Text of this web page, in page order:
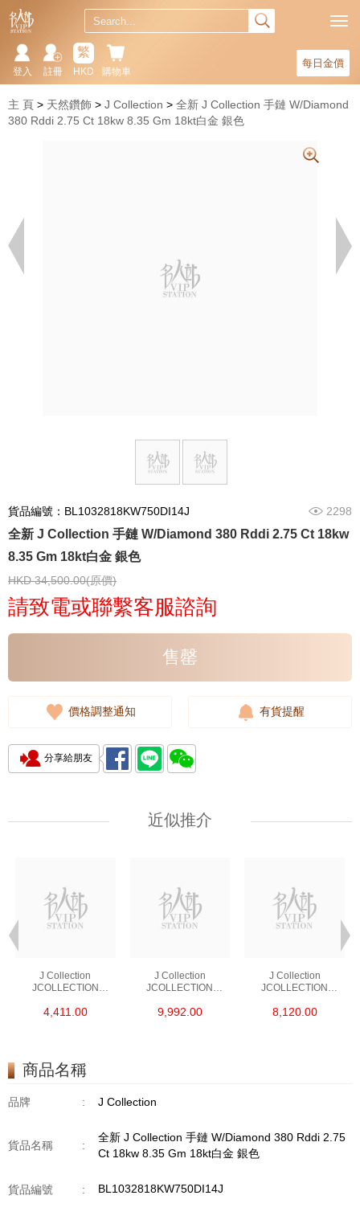
每日金價
購物車
繁
HKD
註冊
登入
主 頁 天然鑽飾 J Collection
全新 J Collection 手鏈 W/Diamond
380 Rddi 2.75 Ct 18kw 8.35 Gm 18kt白金 銀色
貨品編號：BL1032818KW750DI14J 2298
全新 J Collection 手鏈 W/Diamond 380 Rddi 2.75 Ct 18kw
8.35 Gm 18kt白金 銀色
HKD 34,500.00(原價)
請致電或聯繫客服諮詢
售罄
價格調整通知 有貨提醒
分享給朋友
近似推介
J Collection
JCOLLECTION
RDDI 0.48 CT18KR
4,411.00
J Collection
JCOLLECTION
RDDI 1.34 CT18KW
9,992.00
J Collection
JCOLLECTION
W/DIAMOND 7
8,120.00
商品名稱
品牌 : J Collection
貨品名稱 :
全新 J Collection 手鏈 W/Diamond 380 Rddi 2.75
Ct 18kw 8.35 Gm 18kt白金 銀色
貨品編號 : BL1032818KW750DI14J